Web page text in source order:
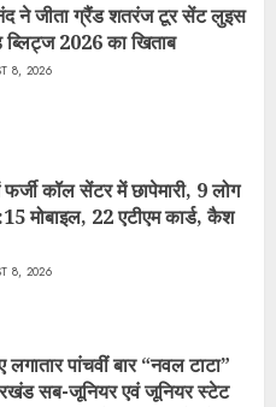
ने जीता ग्रैंड शतरंज टूर सेंट लुइस
ब्लिट्ज 2026 का खिताब
8, 2026
फर्जी कॉल सेंटर में छापेमारी, 9 लोग
मोबाइल, 22 एटीएम कार्ड, कैश
8, 2026
लगातार पांचवीं बार “नवल टाटा”
सब-जूनियर एवं जूनियर स्टेट